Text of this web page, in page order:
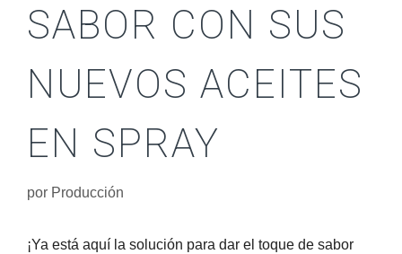
SABOR CON SUS
NUEVOS ACEITES
EN SPRAY
por Producción
¡Ya está aquí la solución para dar el toque de sabor